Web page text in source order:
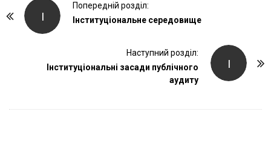
І
Попередній розділ:
Інституціональне середовище
І
Наступний розділ:
Інституціональні засади публічного
аудиту